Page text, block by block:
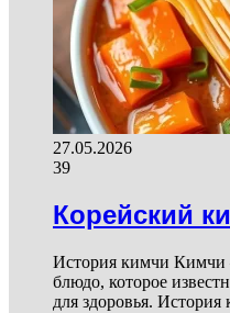
27.05.2026
39
Корейский
История кимчи Кимчи
блюдо, которое
для здоровья.